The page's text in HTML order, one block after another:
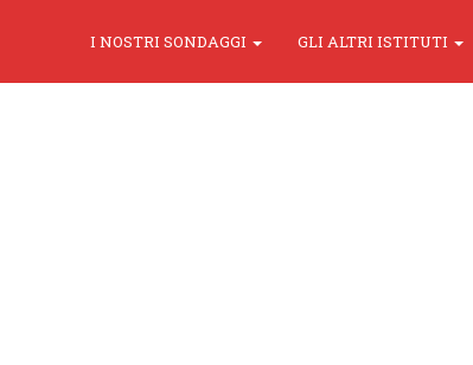
I NOSTRI SONDAGGI GLI ALTRI ISTITUTI